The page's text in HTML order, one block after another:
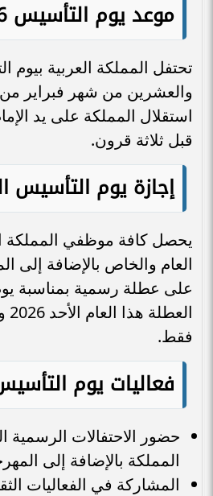
موعد يوم التأسيس 2026
تحتفل المملكة العربية بيوم
والعشرين من شهر فبراير
استقلال المملكة على يد
قبل ثلاثة قرون.
إجازة يوم التأسيس
يحصل كافة موظفي المملكة
العام والخاص بالإضافة إلى
على عطلة رسمية بمناسبة
فقط.
فعاليات يوم
حضور الاحتفالات الرسمية
المملكة بالإضافة إلى
المشاركة في الفعاليات